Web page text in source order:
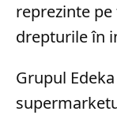
reprezinte
drepturile în
Grupul